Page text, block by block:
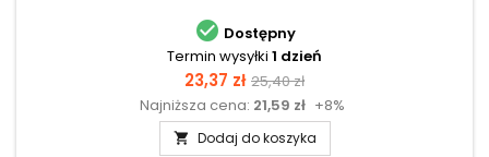
 Dostępny
Termin wysyłki 1 dzień
Cena
23,37 zł Cena
podstawowa
25,40 zł
Najniższa cena: 21,59 zł +8%
 Dodaj do koszyka